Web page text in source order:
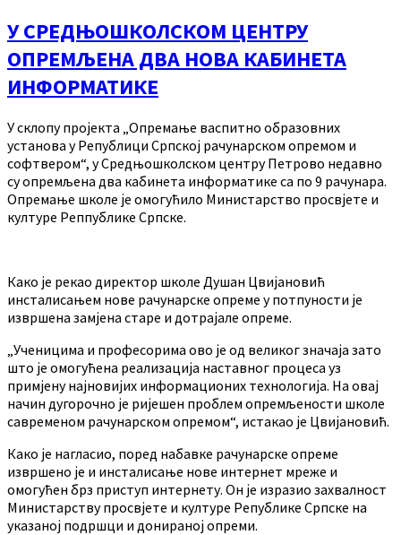
У СРЕДЊОШКОЛСКОМ ЦЕНТРУ
ОПРЕМЉЕНА ДВА НОВА КАБИНЕТА
ИНФОРМАТИКЕ
У склопу пројекта „Опремање васпитно образовних
установа у Републици Српској рачунарском опремом и
софтвером“, у Средњошколском центру Петрово недавно
су опремљена два кабинета информатике са по 9 рачунара.
Опремање школе је омогућило Министарство просвјете и
културе Реппублике Српске.
Како је рекао директор школе Душан Цвијановић
инсталисањем нове рачунарске опреме у потпуности је
извршена замјена старе и дотрајале опреме.
„Ученицима и професорима ово је од великог значаја зато
што је омогућена реализација наставног процеса уз
примјену најновијих информационих технологија. На овај
начин дугорочно је ријешен проблем опремљености школе
савременом рачунарском опремом“, истакао је Цвијановић.
Како је нагласио, поред набавке рачунарске опреме
извршено је и инсталисање нове интернет мреже и
омогућен брз приступ интернету. Он је изразио захвалност
Министарству просвјете и културе Републике Српске на
указаној подршци и донираној опреми.